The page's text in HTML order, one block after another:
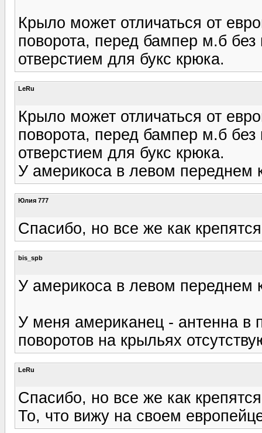
Крыло может отличаться от
поворота, перед бампер м.б
отверстием для букс крюка.
LeRu
Крыло может отличаться от
поворота, перед бампер м.б
отверстием для букс крюка.
У америкоса в левом переднем
Юлия 777
Спасибо, но все же как
bis_spb
У америкоса в левом переднем
У меня американец - антенна в
поворотов на крыльях
LeRu
Спасибо, но все же как
То, что вижу на своем